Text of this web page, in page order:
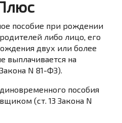
пособие при рождении
либо лицо, его
двух или более
выплачивается на
Закона N 81-ФЗ).
пособия
(ст. 13 Закона N